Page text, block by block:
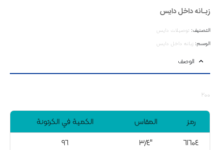
زبـانه داخل دایس
التصنيف: توصیلات دایس
الوسم: زبـانه داخل دایس
الوصف
۲۰۰
رمز المقاس
الكمية في الكرتونة
٦۱٦۰٤
٣/٤"
۹٦